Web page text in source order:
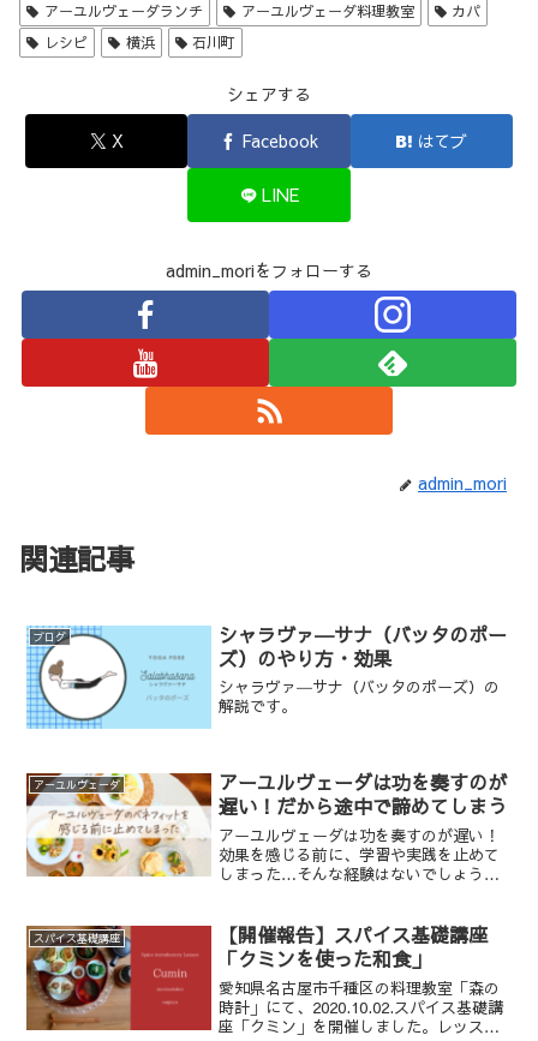
アーユルヴェーダランチ
アーユルヴェーダ料理教室
カパ
レシピ
横浜 石川町
シェアする
X
Facebook はてブ
LINE
admin_moriをフォローする
admin_mori
関連記事
ブログ
シャラヴァ―サナ（バッタのポー
ズ）のやり方・効果
シャラヴァ―サナ（バッタのポーズ）の
解説です。
アーユルヴェーダ
アーユルヴェーダは功を奏すのが
遅い！だから途中で諦めてしまう
アーユルヴェーダは功を奏すのが遅い！
効果を感じる前に、学習や実践を止めて
しまった…そんな経験はないでしょう
とはできたのでしょうか？本稿にて、講
師の見解をお伝えします。
スパイス基礎講座
【開催報告】スパイス基礎講座
「クミンを使った和食」
愛知県名古屋市千種区の料理教室「森の
時計」にて、2020.10.02.スパイス基礎講
座「クミン」を開催しました。レッスン